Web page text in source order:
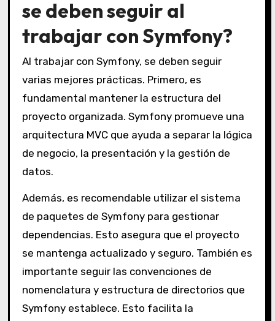
se deben seguir al
trabajar con Symfony?
Al trabajar con Symfony, se deben seguir
varias mejores prácticas. Primero, es
fundamental mantener la estructura del
proyecto organizada. Symfony promueve una
arquitectura MVC que ayuda a separar la lógica
de negocio, la presentación y la gestión de
datos.
Además, es recomendable utilizar el sistema
de paquetes de Symfony para gestionar
dependencias. Esto asegura que el proyecto
se mantenga actualizado y seguro. También es
importante seguir las convenciones de
nomenclatura y estructura de directorios que
Symfony establece. Esto facilita la